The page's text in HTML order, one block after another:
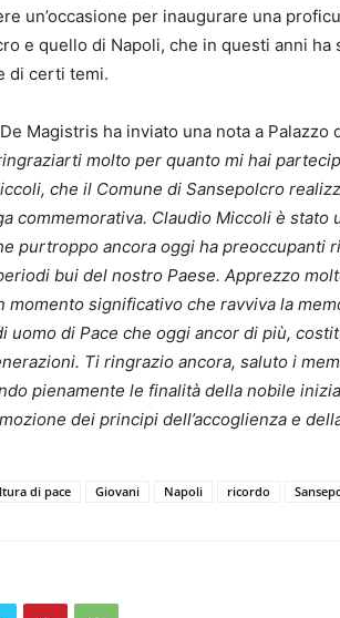
un’occasione per inaugurare una
e quello di Napoli, che in questi anni
di certi temi.
Magistris ha inviato una nota a Palazzo
molto per quanto mi hai
che il Comune di Sansepolcro
commemorativa. Claudio Miccoli è
purtroppo ancora oggi ha preoccupanti
bui del nostro Paese. Apprezzo
momento significativo che ravviva la
uomo di Pace che oggi ancor di più,
Ti ringrazio ancora, saluto i
pienamente le finalità della nobile
dei principi dell’accoglienza e
di pace Giovani Napoli ricordo